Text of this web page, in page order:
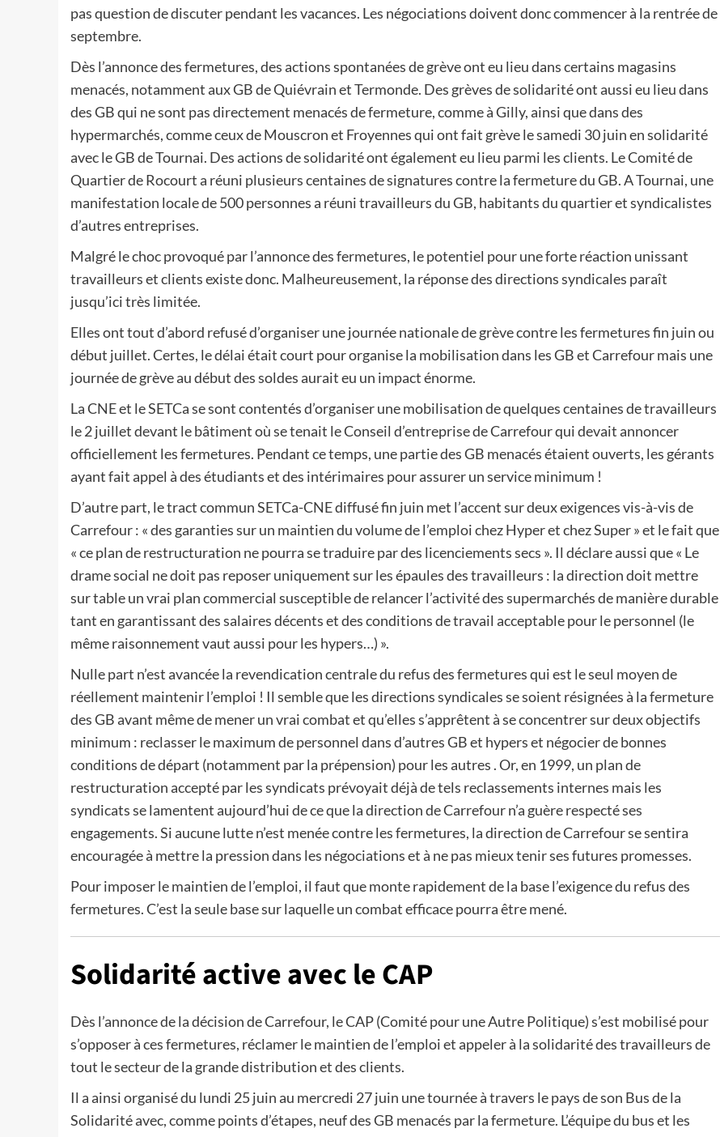
pas question de discuter pendant les vacances. Les négociations doivent donc commencer à la rentrée de
septembre.
Dès l’annonce des fermetures, des actions spontanées de grève ont eu lieu dans certains magasins
menacés, notamment aux GB de Quiévrain et Termonde. Des grèves de solidarité ont aussi eu lieu dans
des GB qui ne sont pas directement menacés de fermeture, comme à Gilly, ainsi que dans des
hypermarchés, comme ceux de Mouscron et Froyennes qui ont fait grève le samedi 30 juin en solidarité
avec le GB de Tournai. Des actions de solidarité ont également eu lieu parmi les clients. Le Comité de
Quartier de Rocourt a réuni plusieurs centaines de signatures contre la fermeture du GB. A Tournai, une
manifestation locale de 500 personnes a réuni travailleurs du GB, habitants du quartier et syndicalistes
d’autres entreprises.
Malgré le choc provoqué par l’annonce des fermetures, le potentiel pour une forte réaction unissant
travailleurs et clients existe donc. Malheureusement, la réponse des directions syndicales paraît
jusqu’ici très limitée.
Elles ont tout d’abord refusé d’organiser une journée nationale de grève contre les fermetures fin juin ou
début juillet. Certes, le délai était court pour organise la mobilisation dans les GB et Carrefour mais une
journée de grève au début des soldes aurait eu un impact énorme.
La CNE et le SETCa se sont contentés d’organiser une mobilisation de quelques centaines de travailleurs
le 2 juillet devant le bâtiment où se tenait le Conseil d’entreprise de Carrefour qui devait annoncer
officiellement les fermetures. Pendant ce temps, une partie des GB menacés étaient ouverts, les gérants
ayant fait appel à des étudiants et des intérimaires pour assurer un service minimum !
D’autre part, le tract commun SETCa-CNE diffusé fin juin met l’accent sur deux exigences vis-à-vis de
Carrefour : « des garanties sur un maintien du volume de l’emploi chez Hyper et chez Super » et le fait que
« ce plan de restructuration ne pourra se traduire par des licenciements secs ». Il déclare aussi que « Le
drame social ne doit pas reposer uniquement sur les épaules des travailleurs : la direction doit mettre
sur table un vrai plan commercial susceptible de relancer l’activité des supermarchés de manière durable
tant en garantissant des salaires décents et des conditions de travail acceptable pour le personnel (le
même raisonnement vaut aussi pour les hypers…) ».
Nulle part n’est avancée la revendication centrale du refus des fermetures qui est le seul moyen de
réellement maintenir l’emploi ! Il semble que les directions syndicales se soient résignées à la fermeture
des GB avant même de mener un vrai combat et qu’elles s’apprêtent à se concentrer sur deux objectifs
minimum : reclasser le maximum de personnel dans d’autres GB et hypers et négocier de bonnes
conditions de départ (notamment par la prépension) pour les autres . Or, en 1999, un plan de
restructuration accepté par les syndicats prévoyait déjà de tels reclassements internes mais les
syndicats se lamentent aujourd’hui de ce que la direction de Carrefour n’a guère respecté ses
engagements. Si aucune lutte n’est menée contre les fermetures, la direction de Carrefour se sentira
encouragée à mettre la pression dans les négociations et à ne pas mieux tenir ses futures promesses.
Pour imposer le maintien de l’emploi, il faut que monte rapidement de la base l’exigence du refus des
fermetures. C’est la seule base sur laquelle un combat efficace pourra être mené.
Solidarité active avec le CAP
Dès l’annonce de la décision de Carrefour, le CAP (Comité pour une Autre Politique) s’est mobilisé pour
s’opposer à ces fermetures, réclamer le maintien de l’emploi et appeler à la solidarité des travailleurs de
tout le secteur de la grande distribution et des clients.
Il a ainsi organisé du lundi 25 juin au mercredi 27 juin une tournée à travers le pays de son Bus de la
Solidarité avec, comme points d’étapes, neuf des GB menacés par la fermeture. L’équipe du bus et les